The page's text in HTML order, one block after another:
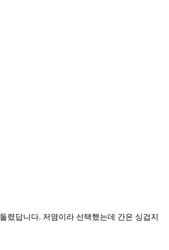
렸답니다. 저염이라 선택했는데 간은 싱겁지